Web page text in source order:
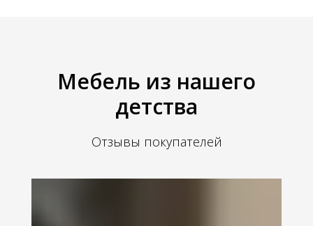
Мебель из нашего
детства
Отзывы покупателей